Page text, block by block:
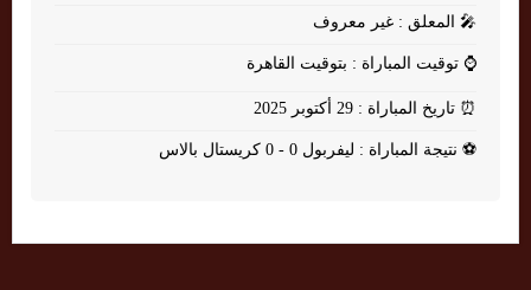
🎤 المعلق : غير معروف
⌚ توقيت المباراة : بتوقيت القاهرة
⏰ تاريخ المباراة : 29 أكتوبر 2025
⚽ نتيجة المباراة : ليفربول 0 - 0 كريستال بالاس